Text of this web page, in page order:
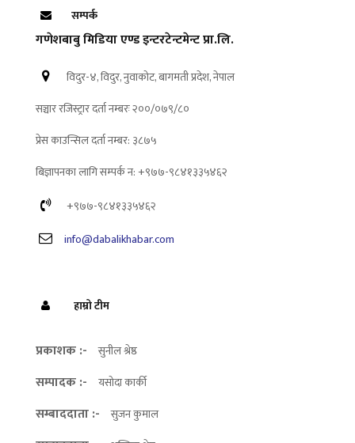
सम्पर्क
गणेशबाबु मिडिया एण्ड इन्टरटेन्टमेन्ट प्रा.लि.
विदुर-४, विदुर, नुवाकोट, बागमती प्रदेश, नेपाल
सञ्चार रजिस्ट्रार दर्ता नम्बरः २००/०७९/८०
प्रेस काउन्सिल दर्ता नम्बर: ३८७५
बिज्ञापनका लागि सम्पर्क न: +९७७-९८४१३३५४६२
+९७७-९८४१३३५४६२
info@dabalikhabar.com
हाम्रो टीम
प्रकाशक :- सुनील श्रेष्ठ
सम्पादक :- यसोदा कार्की
सम्बाददाता :- सुजन कुमाल